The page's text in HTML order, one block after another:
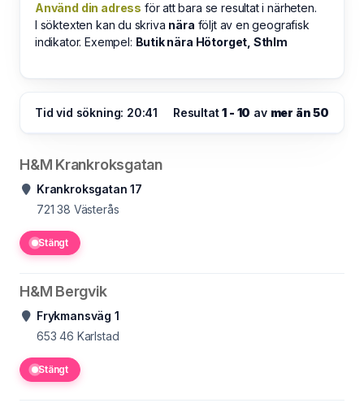
Använd din adress för att bara se resultat i närheten.
I söktexten kan du skriva nära följt av en geografisk
indikator. Exempel: Butik nära Hötorget, Sthlm
Tid vid sökning: 20:41 Resultat1 - 10 av mer än 50
H&M Krankroksgatan
Krankroksgatan 17
721 38 Västerås
Stängt
H&M Bergvik
Frykmansväg 1
653 46 Karlstad
Stängt